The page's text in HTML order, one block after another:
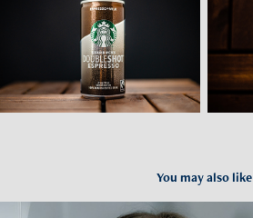
You may also like